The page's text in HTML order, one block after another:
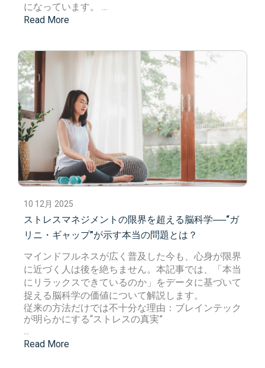
になっています。 ...
Read More
10 12月 2025
ストレスマネジメントの限界を超える脳科学──“ガ
リニ・ギャップ”が示す本当の問題とは？
マインドフルネスが広く普及した今も、心身が限界
に近づく人は後を絶ちません。本記事では、「本当
にリラックスできているのか」をデータに基づいて
捉える脳科学の価値について解説します。
従来の方法だけでは不十分な理由：ブレインテック
が明らかにする“ストレスの真実”
...
Read More